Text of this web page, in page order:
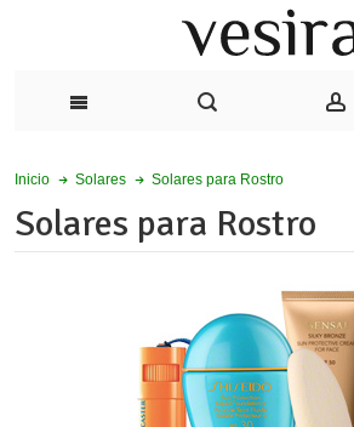
Inicio Solares Solares para Rostro
Solares para Rostro